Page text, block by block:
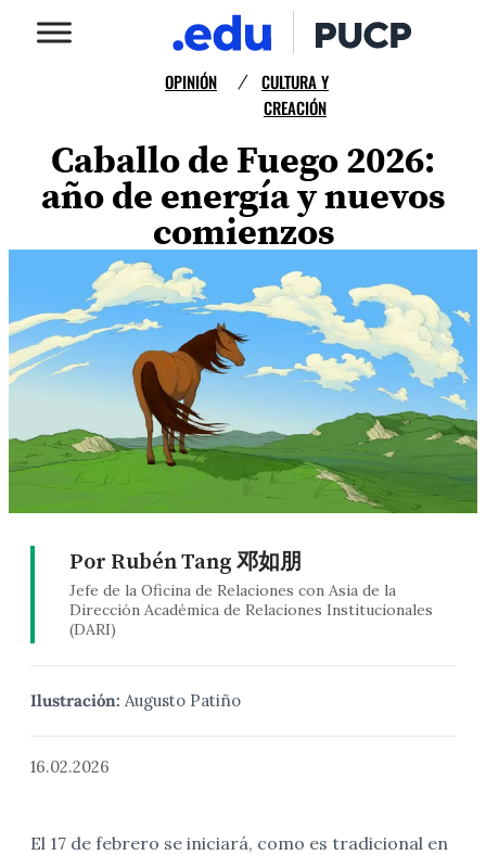
OPINIÓN /
CULTURA Y
CREACIÓN
Caballo de Fuego 2026:
año de energía y nuevos
comienzos
Por Rubén Tang 邓如朋
Jefe de la Oficina de Relaciones con Asia de la
Dirección Académica de Relaciones Institucionales
(DARI)
Ilustración: Augusto Patiño
16.02.2026
El 17 de febrero se iniciará, como es tradicional en